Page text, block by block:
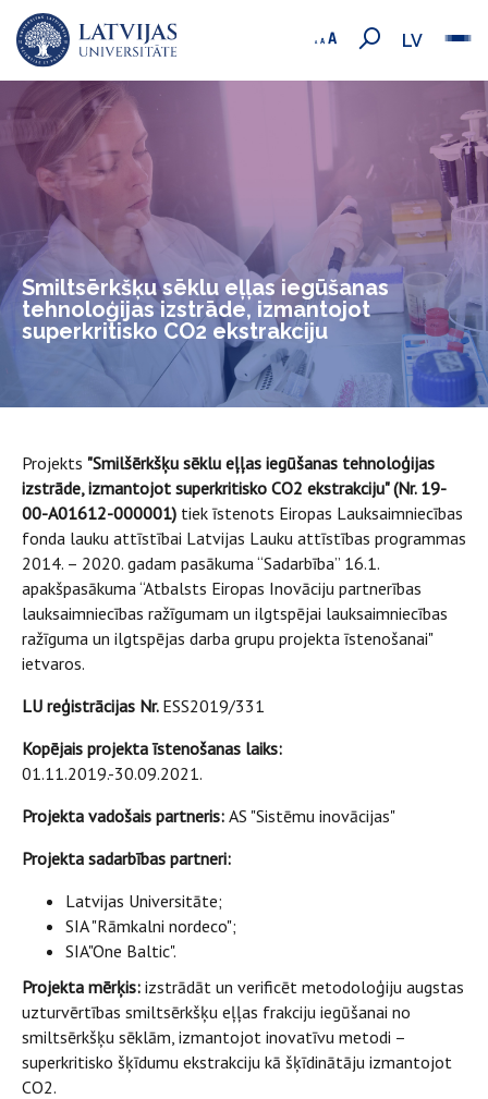
LV
Smiltsērkšķu sēklu eļļas iegūšanas
tehnoloģijas izstrāde, izmantojot
superkritisko CO2 ekstrakciju
Projekts "Smilšērkšķu sēklu eļļas iegūšanas tehnoloģijas
izstrāde, izmantojot superkritisko CO2 ekstrakciju" (Nr. 19-
00-A01612-000001) tiek īstenots Eiropas Lauksaimniecības
fonda lauku attīstībai Latvijas Lauku attīstības programmas
2014. – 2020. gadam pasākuma “Sadarbība” 16.1.
apakšpasākuma “Atbalsts Eiropas Inovāciju partnerības
lauksaimniecības ražīgumam un ilgtspējai lauksaimniecības
ražīguma un ilgtspējas darba grupu projekta īstenošanai"
ietvaros.
LU reģistrācijas Nr. ESS2019/331
Kopējais projekta īstenošanas laiks:
01.11.2019.-30.09.2021.
Projekta vadošais partneris: AS "Sistēmu inovācijas"
Projekta sadarbības partneri:
Latvijas Universitāte;
SIA "Rāmkalni nordeco";
SIA"One Baltic".
Projekta mērķis: izstrādāt un verificēt metodoloģiju augstas
uzturvērtības smiltsērkšķu eļļas frakciju iegūšanai no
smiltsērkšķu sēklām, izmantojot inovatīvu metodi –
superkritisko šķīdumu ekstrakciju kā šķīdinātāju izmantojot
CO2.